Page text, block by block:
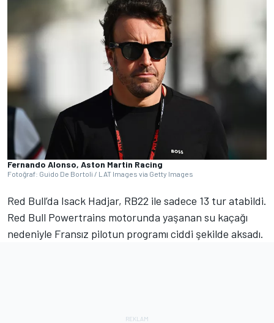
Fernando Alonso, Aston Martin Racing
Fotoğraf: Guido De Bortoli / LAT Images via Getty Images
Red Bull’da Isack Hadjar, RB22 ile sadece 13 tur atabildi.
Red Bull Powertrains motorunda yaşanan su kaçağı
nedeniyle Fransız pilotun programı ciddi şekilde aksadı.